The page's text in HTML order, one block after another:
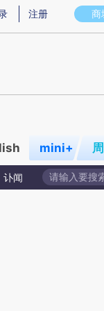
意图存在偏差。不代
商
注册
mini+
讣闻